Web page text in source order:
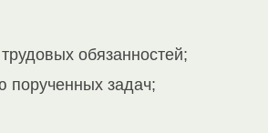
обязанностей;
порученных задач;